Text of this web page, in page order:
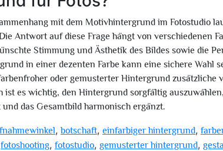
mit dem Motivhintergrund im Fotostudio
Antwort auf diese Frage hängt von verschiedenen
Stimmung und Ästhetik des Bildes sowie die
in einer dezenten Farbe kann eine sichere Wahl
oder gemusterter Hintergrund zusätzliche
es wichtig, den Hintergrund sorgfältig
das Gesamtbild harmonisch ergänzt.
,botschaft, einfarbiger hintergrund,
fotoshooting, fotostudio, gemusterter hintergrund,